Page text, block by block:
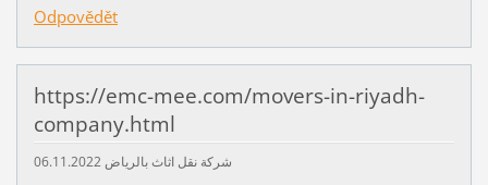
Odpovědět
https://emc-mee.com/movers-in-riyadh-
company.html
شركة نقل اثاث بالرياض 06.11.2022